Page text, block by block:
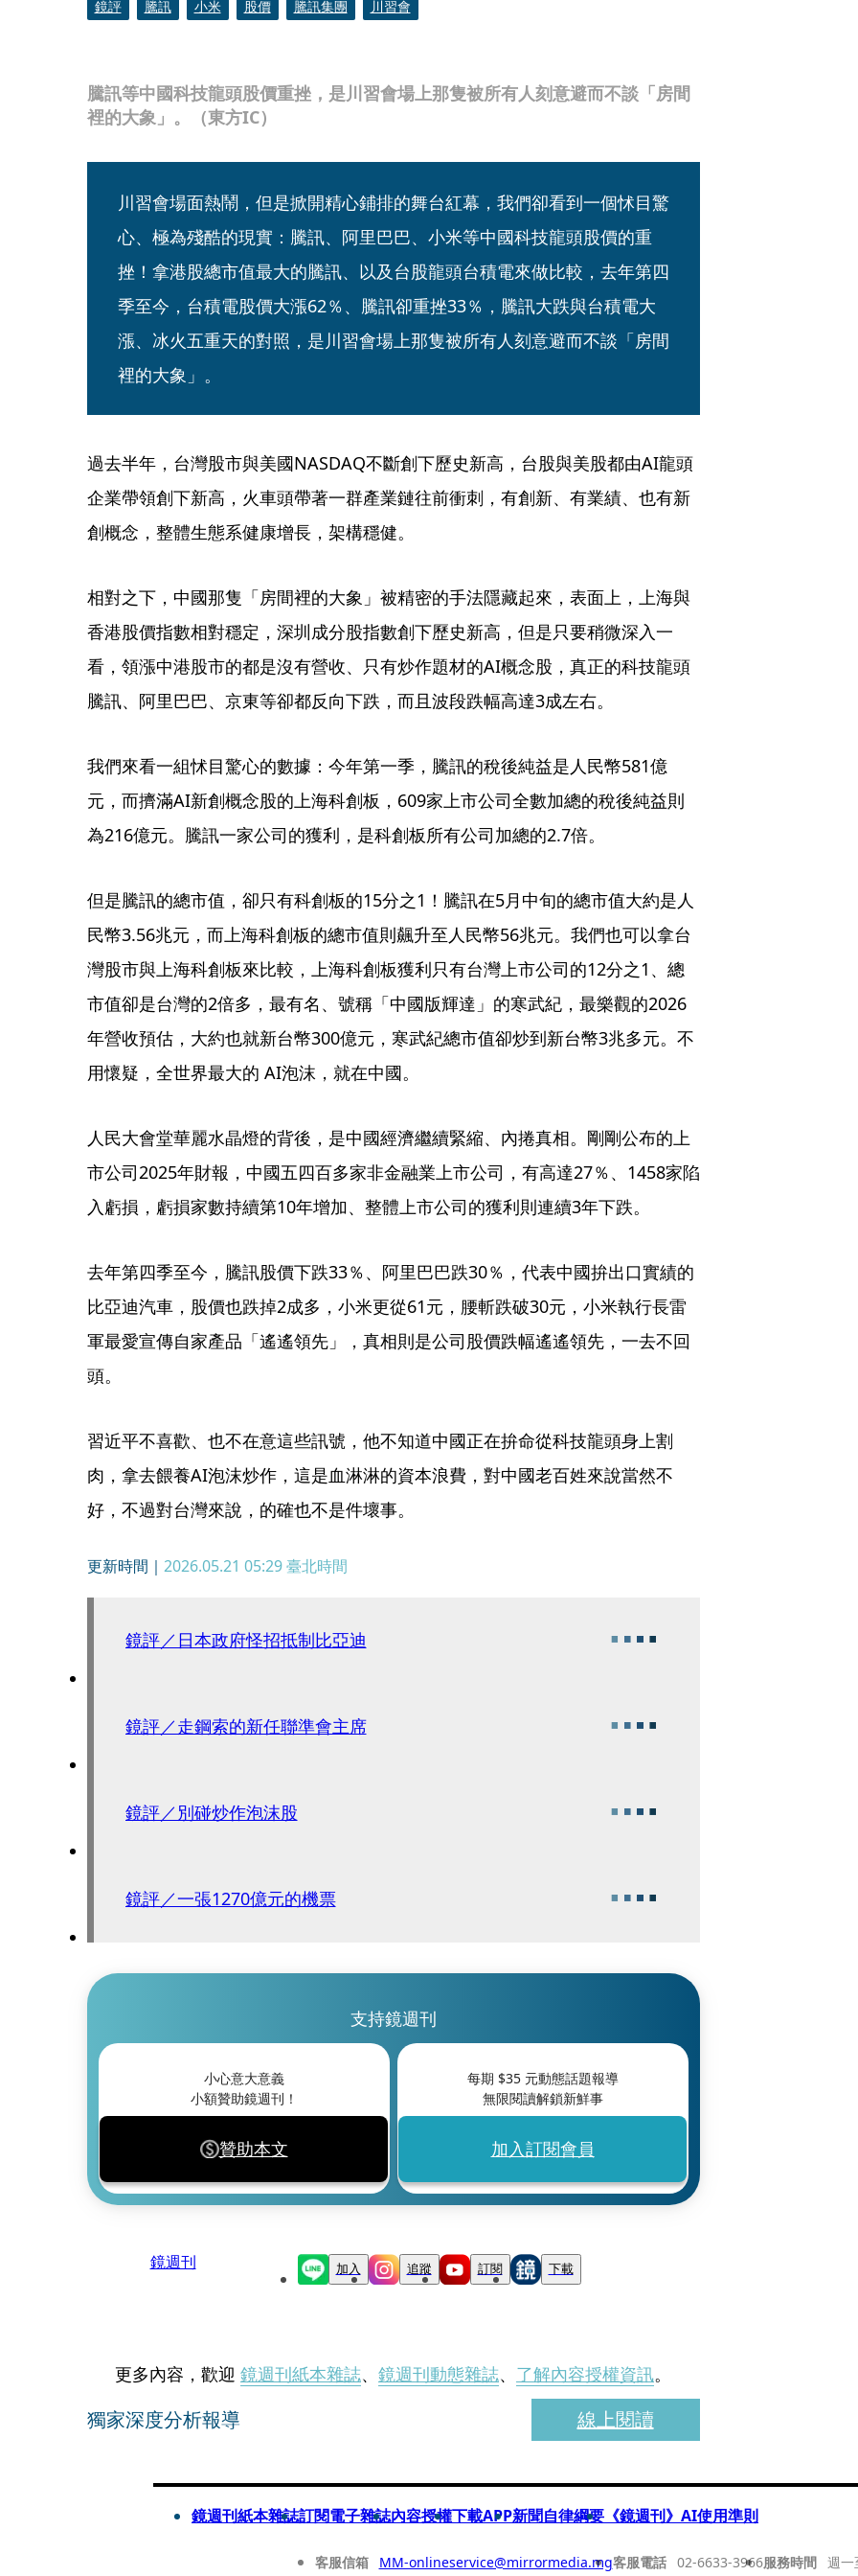
騰訊等中國科技龍頭股價重挫，是川習會場上那隻被所有人刻意避而不談「房間
裡的大象」。（東方IC）
鏡評 騰訊 小米 股價 騰訊集團 川習會
川習會場面熱鬧，但是掀開精心鋪排的舞台紅幕，我們卻看到一個怵目驚
心、極為殘酷的現實：騰訊、阿里巴巴、小米等中國科技龍頭股價的重
挫！拿港股總市值最大的騰訊、以及台股龍頭台積電來做比較，去年第四
季至今，台積電股價大漲62％、騰訊卻重挫33％，騰訊大跌與台積電大
漲、冰火五重天的對照，是川習會場上那隻被所有人刻意避而不談「房間
裡的大象」。
過去半年，台灣股市與美國NASDAQ不斷創下歷史新高，台股與美股都由AI龍頭
企業帶領創下新高，火車頭帶著一群產業鏈往前衝刺，有創新、有業績、也有新
創概念，整體生態系健康增長，架構穩健。
相對之下，中國那隻「房間裡的大象」被精密的手法隱藏起來，表面上，上海與
香港股價指數相對穩定，深圳成分股指數創下歷史新高，但是只要稍微深入一
看，領漲中港股市的都是沒有營收、只有炒作題材的AI概念股，真正的科技龍頭
騰訊、阿里巴巴、京東等卻都反向下跌，而且波段跌幅高達3成左右。
我們來看一組怵目驚心的數據：今年第一季，騰訊的稅後純益是人民幣581億
元，而擠滿AI新創概念股的上海科創板，609家上市公司全數加總的稅後純益則
為216億元。騰訊一家公司的獲利，是科創板所有公司加總的2.7倍。
但是騰訊的總市值，卻只有科創板的15分之1！騰訊在5月中旬的總市值大約是人
民幣3.56兆元，而上海科創板的總市值則飆升至人民幣56兆元。我們也可以拿台
灣股市與上海科創板來比較，上海科創板獲利只有台灣上市公司的12分之1、總
市值卻是台灣的2倍多，最有名、號稱「中國版輝達」的寒武紀，最樂觀的2026
年營收預估，大約也就新台幣300億元，寒武紀總市值卻炒到新台幣3兆多元。不
用懷疑，全世界最大的 AI泡沫，就在中國。
人民大會堂華麗水晶燈的背後，是中國經濟繼續緊縮、內捲真相。剛剛公布的上
市公司2025年財報，中國五四百多家非金融業上市公司，有高達27％、1458家陷
入虧損，虧損家數持續第10年增加、整體上市公司的獲利則連續3年下跌。
去年第四季至今，騰訊股價下跌33％、阿里巴巴跌30％，代表中國拚出口實績的
比亞迪汽車，股價也跌掉2成多，小米更從61元，腰斬跌破30元，小米執行長雷
軍最愛宣傳自家產品「遙遙領先」，真相則是公司股價跌幅遙遙領先，一去不回
頭。
習近平不喜歡、也不在意這些訊號，他不知道中國正在拚命從科技龍頭身上割
肉，拿去餵養AI泡沫炒作，這是血淋淋的資本浪費，對中國老百姓來說當然不
好，不過對台灣來說，的確也不是件壞事。
更新時間｜ 2026.05.21 05:29臺北時間
鏡評／日本政府怪招抵制比亞迪
鏡評／走鋼索的新任聯準會主席
鏡評／別碰炒作泡沫股
鏡評／一張1270億元的機票
支持鏡週刊
小心意大意義
小額贊助鏡週刊！
贊助本文
每期 $35元動態話題報導
無限閱讀解鎖新鮮事
加入訂閱會員
鏡週刊 加入 追蹤 訂閱 下載
更多內容，歡迎 鏡週刊紙本雜誌、 鏡週刊動態雜誌、 了解內容授權資訊。
獨家深度分析報導 線上閱讀
鏡週刊紙本雜誌訂閱電子雜誌內容授權下載APP新聞自律綱要 《鏡週刊》AI使用準則
客服信箱 MM-onlineservice@mirrormedia.mg客服電話 02-6633-3966服務時間 週一